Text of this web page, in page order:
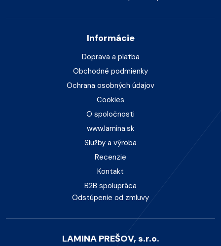
Informácie
Doprava a platba
Obchodné podmienky
Ochrana osobných údajov
Cookies
O spoločnosti
www.lamina.sk
Služby a výroba
Recenzie
Kontakt
B2B spolupráca
Odstúpenie od zmluvy
LAMINA PREŠOV, s.r.o.